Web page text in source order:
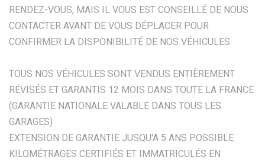
RENDEZ-VOUS, MAIS IL VOUS EST CONSEILLÉ DE NOUS
CONTACTER AVANT DE VOUS DÉPLACER POUR
CONFIRMER LA DISPONIBILITÉ DE NOS VÉHICULES
TOUS NOS VÉHICULES SONT VENDUS ENTIÈREMENT
RÉVISÉS ET GARANTIS 12 MOIS DANS TOUTE LA FRANCE
(GARANTIE NATIONALE VALABLE DANS TOUS LES
GARAGES)
EXTENSION DE GARANTIE JUSQU'A 5 ANS POSSIBLE
KILOMÉTRAGES CERTIFIÉS ET IMMATRICULÉS EN